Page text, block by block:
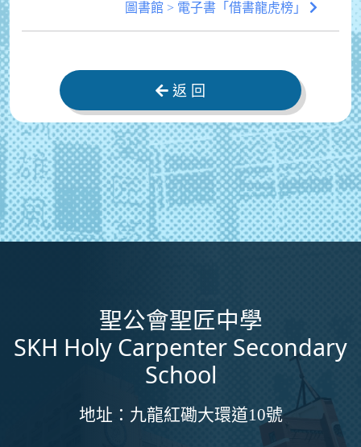
圖書館 > 電子書「借書龍虎榜」
返 回
聖公會聖匠中學
SKH Holy Carpenter Secondary
School
地址： 九龍紅磡大環道10號